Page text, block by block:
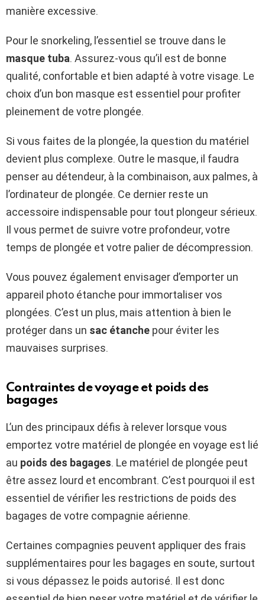
manière excessive.
Pour le snorkeling, l’essentiel se trouve dans le
masque tuba. Assurez-vous qu’il est de bonne
qualité, confortable et bien adapté à votre visage. Le
choix d’un bon masque est essentiel pour profiter
pleinement de votre plongée.
Si vous faites de la plongée, la question du matériel
devient plus complexe. Outre le masque, il faudra
penser au détendeur, à la combinaison, aux palmes, à
l’ordinateur de plongée. Ce dernier reste un
accessoire indispensable pour tout plongeur sérieux.
Il vous permet de suivre votre profondeur, votre
temps de plongée et votre palier de décompression.
Vous pouvez également envisager d’emporter un
appareil photo étanche pour immortaliser vos
plongées. C’est un plus, mais attention à bien le
protéger dans un sac étanche pour éviter les
mauvaises surprises.
Contraintes de voyage et poids des
bagages
L’un des principaux défis à relever lorsque vous
emportez votre matériel de plongée en voyage est lié
au poids des bagages. Le matériel de plongée peut
être assez lourd et encombrant. C’est pourquoi il est
essentiel de vérifier les restrictions de poids des
bagages de votre compagnie aérienne.
Certaines compagnies peuvent appliquer des frais
supplémentaires pour les bagages en soute, surtout
si vous dépassez le poids autorisé. Il est donc